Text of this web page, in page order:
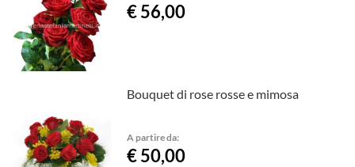
€ 56,00
Bouquet di rose rosse e mimosa
A partire da:
€ 50,00